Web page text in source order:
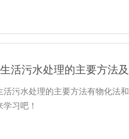
活污水处理的主要方法
活污水处理的主要方法有物化法
习吧！